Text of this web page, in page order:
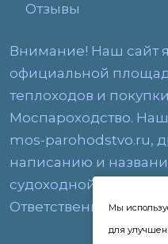
Отзывы
Внимание! Наш сайт
официальной
теплоходов и
Моспароходство.
mos-parohodstvo.ru,
написанию и
судоходной
Ответственность за
Мы
для